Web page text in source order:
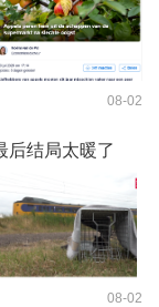
08-02
后结局太暖了
08-02